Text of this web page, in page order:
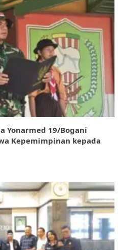
Yonarmed 19/Bogani
Kepemimpinan kepada